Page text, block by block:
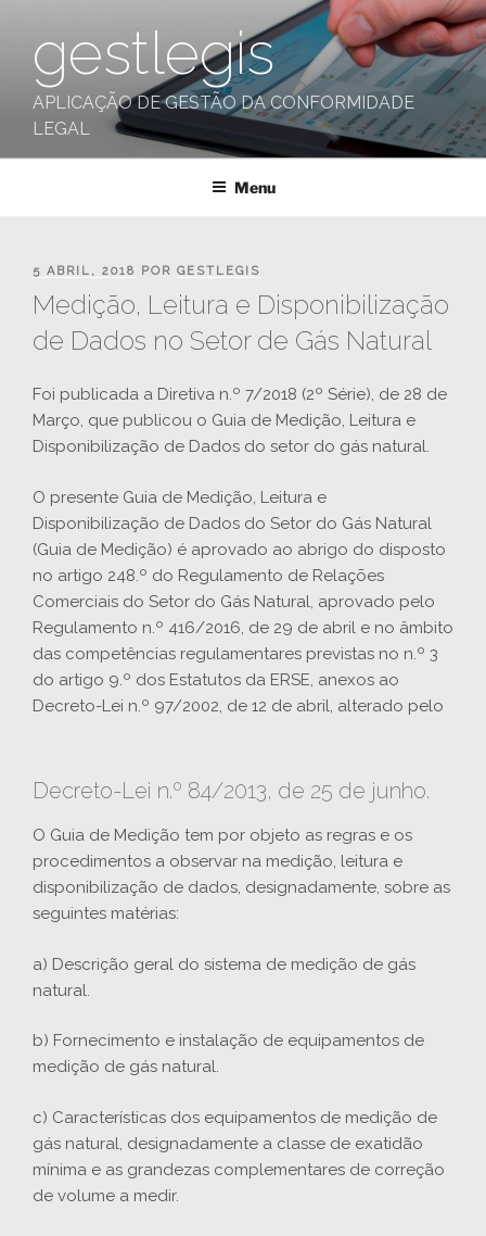
conteúdo
gestlegis
APLICAÇÃO DE GESTÃO DA CONFORMIDADE
LEGAL
Menu
PUBLICADO
EM
5 ABRIL, 2018 POR GESTLEGIS
Medição, Leitura e Disponibilização
de Dados no Setor de Gás Natural
Foi publicada a Diretiva n.º 7/2018 (2º Série), de 28 de
Março, que publicou o Guia de Medição, Leitura e
Disponibilização de Dados do setor do gás natural.
O presente Guia de Medição, Leitura e
Disponibilização de Dados do Setor do Gás Natural
(Guia de Medição) é aprovado ao abrigo do disposto
no artigo 248.º do Regulamento de Relações
Comerciais do Setor do Gás Natural, aprovado pelo
Regulamento n.º 416/2016, de 29 de abril e no âmbito
das competências regulamentares previstas no n.º 3
do artigo 9.º dos Estatutos da ERSE, anexos ao
Decreto-Lei n.º 97/2002, de 12 de abril, alterado pelo
Decreto-Lei n.º 84/2013, de 25 de junho.
O Guia de Medição tem por objeto as regras e os
procedimentos a observar na medição, leitura e
disponibilização de dados, designadamente, sobre as
seguintes matérias:
a) Descrição geral do sistema de medição de gás
natural.
b) Fornecimento e instalação de equipamentos de
medição de gás natural.
c) Características dos equipamentos de medição de
gás natural, designadamente a classe de exatidão
mínima e as grandezas complementares de correção
de volume a medir.